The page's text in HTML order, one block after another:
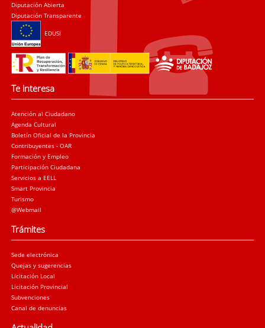
Diputación Abierta
Diputación Transparente
EDUSI
Te interesa
Atención al Ciudadano
Agenda Cultural
Boletín Oficial de la Provincia
Contribuyentes - OAR
Formación y Empleo
Participación Ciudadana
Servicios a EELL
Smart Provincia
Turismo
@Webmail
Trámites
Sede electrónica
Quejas y sugerencias
Licitación Local
Licitación Provincial
Subvenciones
Canal de denuncias